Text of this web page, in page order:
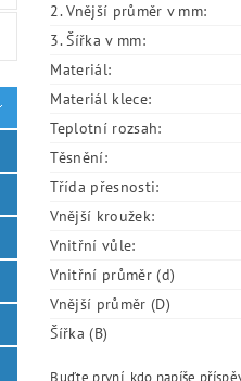
2. Vnější průměr v mm:
3. Šířka v mm:
Materiál:
Materiál klece:
Teplotní rozsah:
Těsnění:
Třída přesnosti:
Vnější kroužek:
Vnitřní vůle:
Vnitřní průměr (d)
Vnější průměr (D)
Šířka (B)
Buďte první, kdo napíše